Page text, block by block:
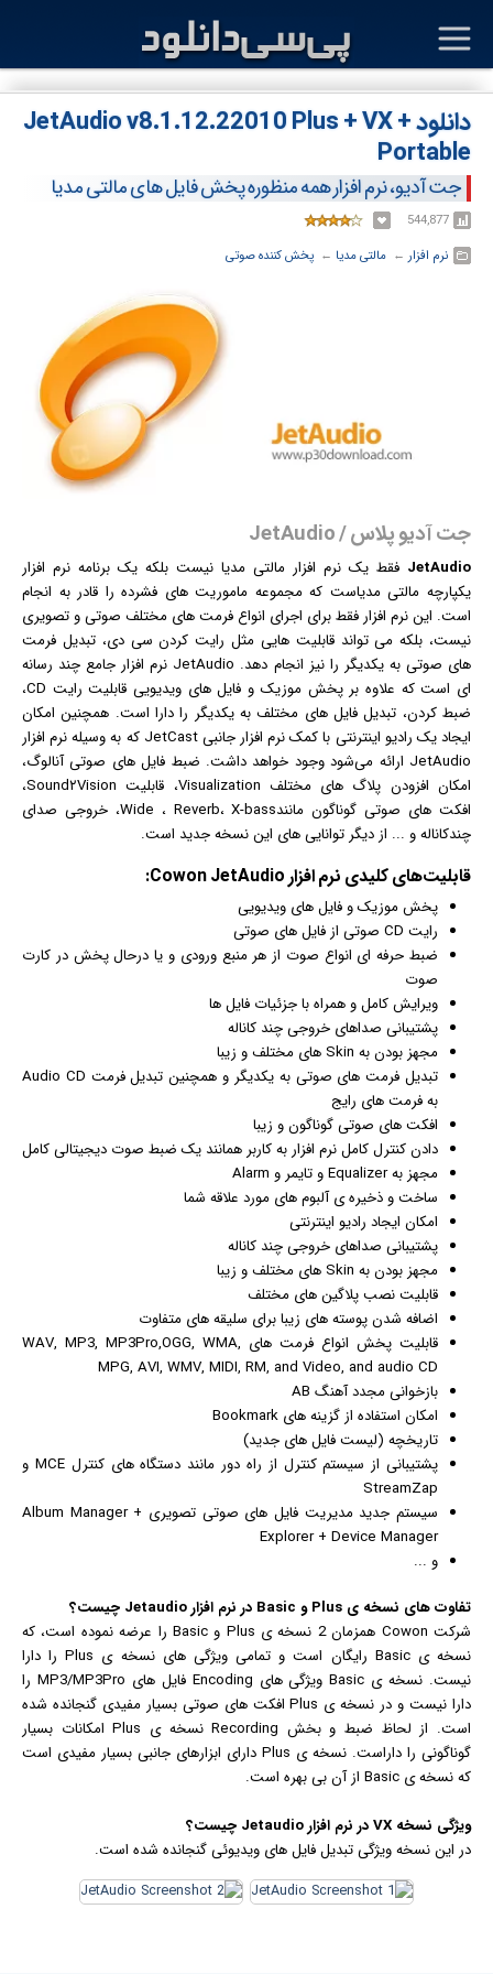
دانلود JetAudio v8.1.12.22010 Plus + VX +
Portable
جت آدیو، نرم افزار همه منظوره پخش فایل های مالتی مدیا
544,877
نرم افزار ← ‏ مالتی مدیا ← ‏ پخش کننده صوتی
جت آدیو پلاس / JetAudio
JetAudio فقط یک نرم افزار مالتی مدیا نیست بلکه یک برنامه نرم افزار
یکپارچه مالتی مدیاست که مجموعه ماموریت های فشرده را قادر به انجام
است. این نرم افزار فقط برای اجرای انواع فرمت های مختلف صوتی و تصویری
نیست، بلکه می تواند قابلیت هایی مثل رایت کردن سی دی، تبدیل فرمت
های صوتی به یکدیگر را نیز انجام دهد. JetAudio نرم افزار جامع چند رسانه
ای است که علاوه بر پخش موزیک و فایل های ویدیویی قابلیت رایت CD،
ضبط کردن، تبدیل فایل های مختلف به یکدیگر را دارا است. همچنین امکان
ایجاد یک رادیو اینترنت
ی با کمک نرم افزار جانبی JetCast که به وسیله نرم افزار
JetAudio ارائه می‌شود وجود خواهد داشت. ضبط فایل های صوتی آنالوگ،
امکان افزودن پلاگ های مختلف Visualization، قابلیت Sound۲Vision،
افکت های صوتی گوناگون مانندWide ، Reverb، X-bass، خروجی صدای
چندکاناله و ... از دیگر توانایی های این نسخه جدید است.
قابلیت‌های کلیدی نرم افزار
پخش موزیک و فایل های ویدیویی
رایت CD صوتی از فایل های صوتی
ضبط حرفه ای انواع صوت از هر منبع ورودی و یا درحال پخش در کارت
صوت
ویرایش کامل و همراه با جزئیات فایل ها
پشتیبانی صداهای خروجی چند کاناله
مجهز بودن به Skin های مختلف و زیبا
تبدیل فرمت های صوتی به یکدیگر و همچنین تبدیل فرمت Audio CD
به فرمت های رایج
افکت های صوتی گوناگون و زیبا
دادن کنترل کامل نرم افزار به کاربر همانند یک ضبط صوت دیجیتالی کامل
مجهز به Equalizer و تایمر و Alarm
ساخت و ذخیره ی آلبوم های مورد علاقه شما
امكان ایجاد رادیو اینترنتی
پشتیبانی صداهای خروجی چند کاناله
مجهز بودن به Skin های مختلف و زیبا
قابلیت نصب پلاگین های مختلف
اضافه شدن پوسته های زیبا برای سلیقه های متفاوت
قابلیت پخش انواع فرمت های WAV, MP3, MP3Pro,OGG, WMA,
MPG, AVI, WMV, MIDI, RM, and Video, and audio CD
بازخوانی مجدد آهنگ AB
امکان استفاده از گزینه های Bookmark
تاریخچه (لیست فایل های جدید)
پشتیبانی از سیستم کنترل از راه دور مانند دستگاه های کنترل MCE و
StreamZap
سیستم جدید مدیریت فایل های صوتی تصویری Album Manager +
Explorer + Device Manager
و ...
تفاوت های نسخه ی Plus و Basic در نرم افزار Jetaudio چیست؟
شرکت Cowon همزمان 2 نسخه ی Plus و Basic را عرضه نموده است، که
نسخه ی Basic رایگان است و تمامی ویژگی های نسخه ی Plus را دارا
نیست. نسخه ی Basic ویژگی های Encoding فایل های MP3/MP3Pro را
دارا نیست و در نسخه ی Plus افکت های صوتی بسیار مفیدی گنجانده شده
است. از لحاظ ضبط و بخش Recording نسخه ی Plus امکانات بسیار
گوناگونی را داراست. نسخه ی Plus دارای ابزارهای جانبی بسیار مفیدی است
که نسخه ی Basic از آن بی بهره است.
ویژگی نسخه VX در نرم افزار Jetaudio چیست؟
در این نسخه ویژگی تبدیل فایل های ویدیوئی گنجانده شده است.